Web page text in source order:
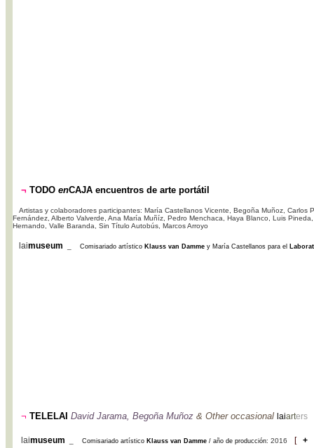
¬ TODO enCAJA encuentros de arte portátil
Artistas y colaboradores participantes: María Castellanos Vicente, Begoña Muñoz, Carlos
Fernández, Alberto Valverde, Ana María Muñíz, Pedro Menchaca, Haya Blanco, Luis
Hernando, Valle Baranda, Sin Título Autobús, Marcos Arroyo
laimuseum Comisariado artístico Klauss van Damme y María Castellanos para el
¬ TELELAI David Jarama, Begoña Muñoz & Other occasional laiarters
laimuseum Comisariado artístico Klauss van Damme / año de producción: 2016 [ +